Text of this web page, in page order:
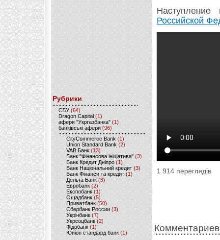
Рубрики
CБУ (64)
Dragon Capital (1)
афери "Укргазбанка" (1)
банківські афери (96)
CityCommerce Bank (1)
Union Standard Bank (2)
VAB Банк (13)
Банк "Фінансова ініціатива" (3)
Банк Кредит Дніпро (1)
Банк Національний кредит (3)
Банк Фінанси та кредит (1)
Дельта Банк (3)
Евробанк(2)
Експобанк (1)
Ощадбанк(5)
Приватбанк (50)
Сбербанк России (3)
Укрінбанк(7)
Укрсоцбанк (2)
Фідобанк (1)
Юніон стандард банк(1)
Российской
1 914 переглядів